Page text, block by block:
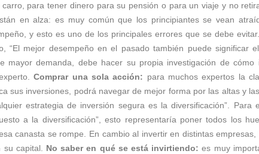
para tener dinero para su pensión o para un viaje y no
en alza: es muy común que los principiantes se vean
y esto es uno de los principales errores que se debe
“El mejor desempeño en el pasado también puede significar
mayor demanda, debe hacer su propia investigación de cómo
Comprar una sola acción: para muchos expertos la
sus inversiones, podrá navegar de mejor forma por las altas y
estrategia de inversión segura es la diversificación”. Para
a la diversificación”, esto representaría poner todos los
canasta se rompe. En cambio al invertir en distintas empresas,
capital. No saber en qué se está invirtiendo: es muy